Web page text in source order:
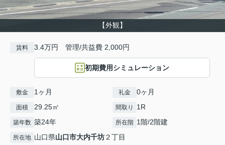
【外観】
賃料 3.4万円 管理/共益費 2,000円
初期費用シミュレーション
敷金 1ヶ月 礼金 0ヶ月
面積 29.25㎡ 間取り 1R
築年数 築24年 所在階 1階/2階建
所在地 山口県山口市大内千坊２丁目